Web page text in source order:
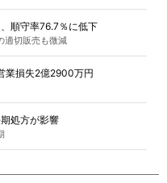
順守率76.7％に低下
適切販売も微減
業損失2億2900万円
処方が影響